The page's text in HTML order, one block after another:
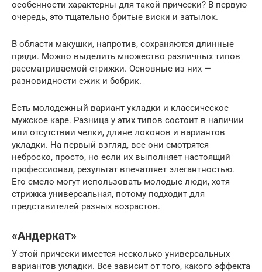
особенности характерны для такой прически? В первую
очередь, это тщательно бритые виски и затылок.
В области макушки, напротив, сохраняются длинные
пряди. Можно выделить множество различных типов
рассматриваемой стрижки. Основные из них —
разновидности ежик и бобрик.
Есть молодежный вариант укладки и классическое
мужское каре. Разница у этих типов состоит в наличии
или отсутствии челки, длине локонов и вариантов
укладки. На первый взгляд, все они смотрятся
неброско, просто, но если их выполняет настоящий
профессионал, результат впечатляет элегантностью.
Его смело могут использовать молодые люди, хотя
стрижка универсальная, потому подходит для
представителей разных возрастов.
«Андеркат»
У этой прически имеется несколько универсальных
вариантов укладки. Все зависит от того, какого эффекта